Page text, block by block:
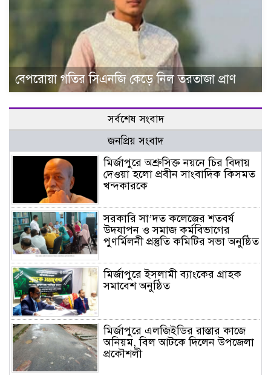
বেপরোয়া গতির সিএনজি কেড়ে নিল তরতাজা প্রাণ
সর্বশেষ সংবাদ
জনপ্রিয় সংবাদ
মির্জাপুরে অশ্রুসিক্ত নয়নে চির বিদায়
দেওয়া হলো প্রবীন সাংবাদিক কিসমত
খন্দকারকে
সরকারি সা’দত কলেজের শতবর্ষ
উদযাপন ও সমাজ কর্মবিভাগের
পুণর্মিলনী প্রস্তুতি কমিটির সভা অনুষ্ঠিত
মির্জাপুরে ইসলামী ব্যাংকের গ্রাহক
সমাবেশ অনুষ্ঠিত
মির্জাপুরে এলজিইডির রাস্তার কাজে
অনিয়ম, বিল আটকে দিলেন উপজেলা
প্রকৌশলী